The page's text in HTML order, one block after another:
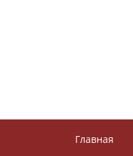
Главная